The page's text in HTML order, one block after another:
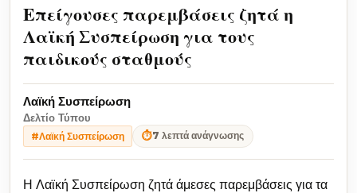
Επείγουσες παρεμβάσεις ζητά η
Λαϊκή Συσπείρωση για τους
παιδικούς σταθμούς
Λαϊκή Συσπείρωση
Δελτίο Τύπου
#Λαϊκή Συσπείρωση ⏱7 λεπτά ανάγνωσης
Η Λαϊκή Συσπείρωση ζητά άμεσες παρεμβάσεις για τα